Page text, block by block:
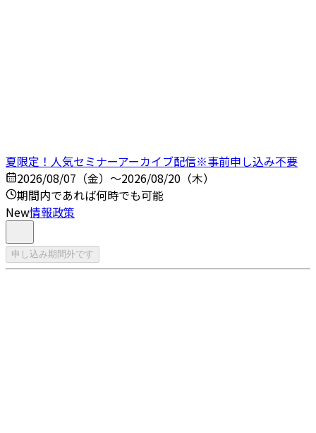
夏限定！人気セミナーアーカイブ配信※事前申し込み不要
2026/08/07（金）～2026/08/20（木）
期間内であれば何時でも可能
New情報政策
申し込み期間外です